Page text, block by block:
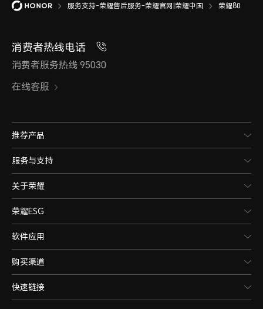
服务支持-荣耀售后服务-荣耀官网|荣耀中国 荣耀80
消费者热线电话
消费者服务热线 95030
在线客服
推荐产品
服务与支持
关于荣耀
荣耀ESG
软件应用
购买渠道
快速链接